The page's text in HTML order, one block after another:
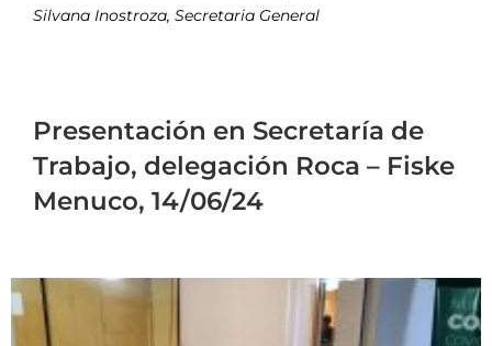
Silvana Inostroza, Secretaria General
Presentación en Secretaría de
Trabajo, delegación Roca – Fiske
Menuco, 14/06/24